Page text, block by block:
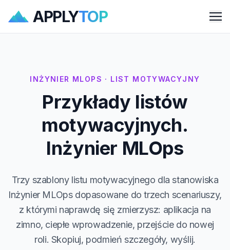
APPLYTOP
INŻYNIER MLOPS · LIST MOTYWACYJNY
Przykłady listów
motywacyjnych.
Inżynier MLOps
Trzy szablony listu motywacyjnego dla stanowiska
Inżynier MLOps dopasowane do trzech scenariuszy,
z którymi naprawdę się zmierzysz: aplikacja na
zimno, ciepłe wprowadzenie, przejście do nowej
roli. Skopiuj, podmień szczegóły, wyślij.